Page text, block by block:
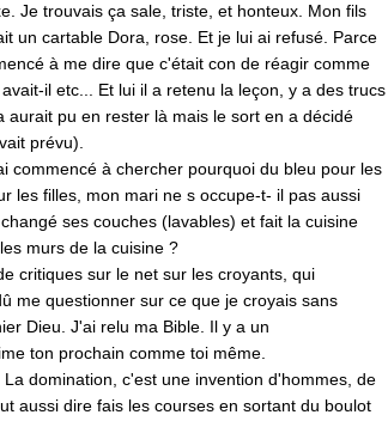
Je trouvais ça sale, triste, et honteux. Mon fils
un cartable Dora, rose. Et je lui ai refusé. Parce
à me dire que c'était con de réagir comme
il etc... Et lui il a retenu la leçon, y a des trucs
aurait pu en rester là mais le sort en a décidé
prévu).
commencé à chercher pourquoi du bleu pour les
les filles, mon mari ne s occupe-t- il pas aussi
ses couches (lavables) et fait la cuisine
murs de la cuisine ?
critiques sur le net sur les croyants, qui
me questionner sur ce que je croyais sans
Dieu. J'ai relu ma Bible. Il y a un
ton prochain comme toi même.
domination, c'est une invention d'hommes, de
aussi dire fais les courses en sortant du boulot